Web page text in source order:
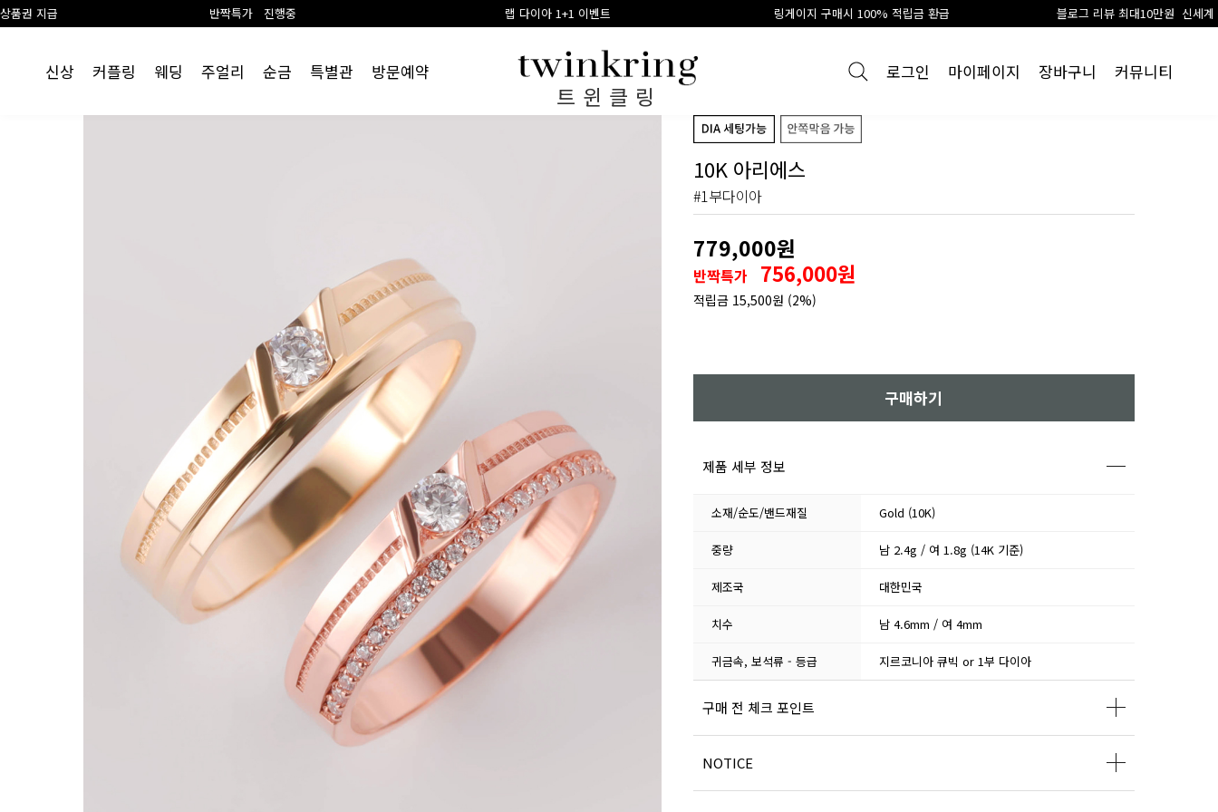
랩 다이아 1+1 이벤트 링게이지 구매시 100% 적립금 환급 블로그 리뷰 최대10만원 신세계 상품권 지급
트윈클링
신상 커플링 웨딩 주얼리 순금 특별관 방문예약 로그인 마이페이지 장바구니 커뮤니티
10K 아리에스
#1부다이아
779,000원
반짝특가 756,000원
적립금 15,500원 (2%)
구매하기
제품 세부 정보
소재/순도/밴드재질 Gold (10K)
중량 남 2.4g / 여 1.8g (14K 기준)
제조국 대한민국
치수 남 4.6mm / 여 4mm
귀금속, 보석류 - 등급 지르코니아 큐빅 or 1부 다이아
구매 전 체크 포인트
NOTICE